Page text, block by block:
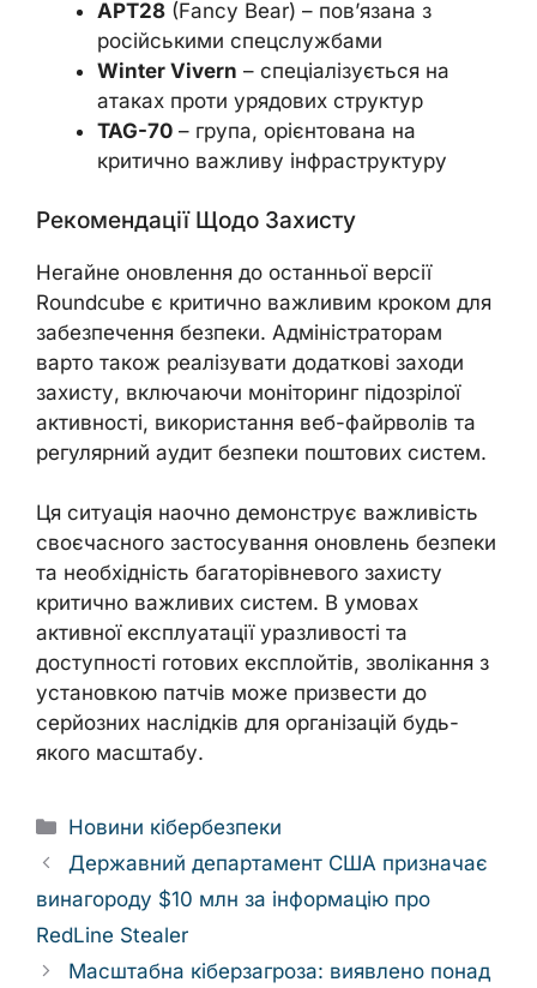
APT28 (Fancy Bear) – пов’язана з
російськими спецслужбами
Winter Vivern – спеціалізується на
атаках проти урядових структур
TAG-70 – група, орієнтована на
критично важливу інфраструктуру
Рекомендації Щодо Захисту
Негайне оновлення до останньої версії
Roundcube є критично важливим кроком для
забезпечення безпеки. Адміністраторам
варто також реалізувати додаткові заходи
захисту, включаючи моніторинг підозрілої
активності, використання веб-файрволів та
регулярний аудит безпеки поштових систем.
Ця ситуація наочно демонструє важливість
своєчасного застосування оновлень безпеки
та необхідність багаторівневого захисту
критично важливих систем. В умовах
активної експлуатації уразливості та
доступності готових експлойтів, зволікання з
установкою патчів може призвести до
серйозних наслідків для організацій будь-
якого масштабу.
Categories
Новини кібербезпеки
Державний департамент США призначає
винагороду $10 млн за інформацію про
RedLine Stealer
Масштабна кіберзагроза: виявлено понад